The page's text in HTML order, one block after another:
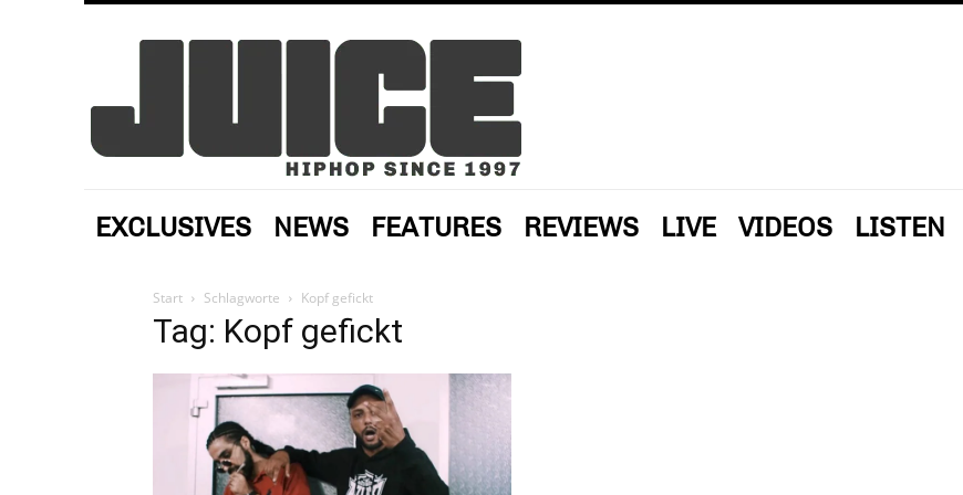
EXCLUSIVES NEWS FEATURES REVIEWS LIVE VIDEOS LISTEN
Start Schlagworte Kopf gefickt
Tag: Kopf gefickt